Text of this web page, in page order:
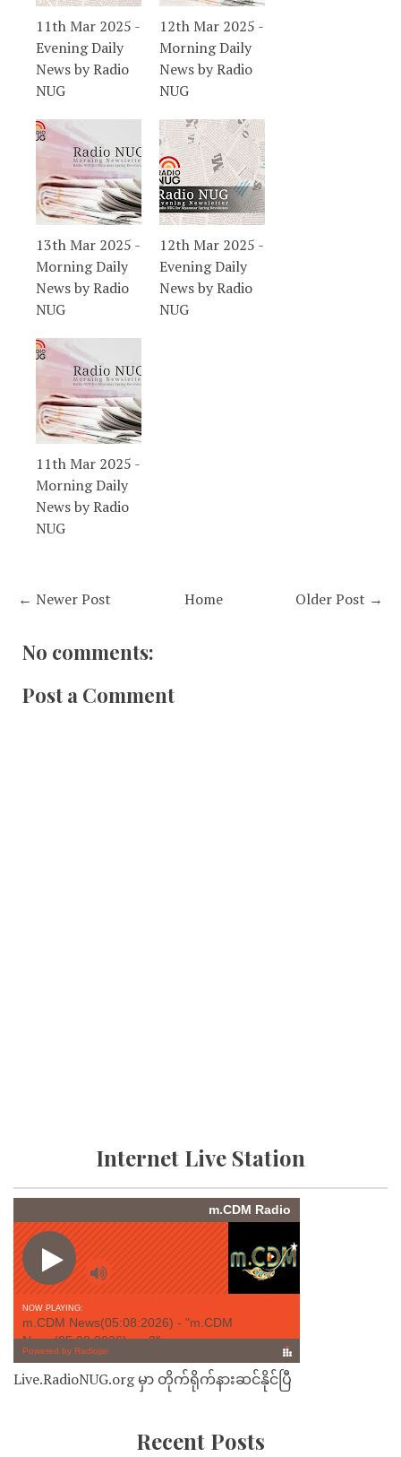
11th Mar 2025 -
Evening Daily
News by Radio
NUG
12th Mar 2025 -
Morning Daily
News by Radio
NUG
13th Mar 2025 -
Morning Daily
News by Radio
NUG
12th Mar 2025 -
Evening Daily
News by Radio
NUG
11th Mar 2025 -
Morning Daily
News by Radio
NUG
← Newer Post Older Post →
Home
No comments:
Post a Comment
Internet Live Station
Live.RadioNUG.org မှာ တိုက်ရိုက်နားဆင်နိုင်ပြီ
Recent Posts